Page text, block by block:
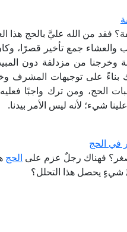
فقد من الله عليَّ بالحج هذا
والعشاء جمع تأخير
وخرجنا من مزدلفة دون
بناءً على توجيهات
الحج، ومن ترك واجبًا
شيء؛ لأنه ليس الأمر بيدنا.
في الحج
فهناك رجلٌ عزم على الحج
شيءٍ يحصل هذا التحلل؟